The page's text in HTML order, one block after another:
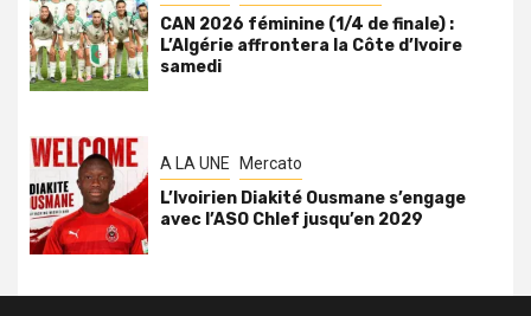
CAN 2026 féminine (1/4 de finale) :
L’Algérie affrontera la Côte d’Ivoire
samedi
A LA UNE Mercato
L’Ivoirien Diakité Ousmane s’engage
avec l’ASO Chlef jusqu’en 2029